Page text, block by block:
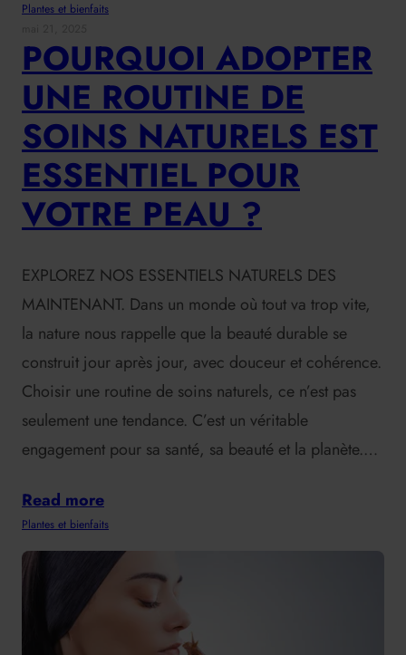
Plantes et bienfaits
POURQUOI ADOPTER
UNE ROUTINE DE
SOINS NATURELS EST
ESSENTIEL POUR
VOTRE PEAU ?
EXPLOREZ NOS ESSENTIELS NATURELS DES
MAINTENANT. Dans un monde où tout va trop vite,
la nature nous rappelle que la beauté durable se
construit jour après jour, avec douceur et cohérence.
Choisir une routine de soins naturels, ce n’est pas
seulement une tendance. C’est un véritable
engagement pour sa santé, sa beauté et la planète.…
Read more
Plantes et bienfaits